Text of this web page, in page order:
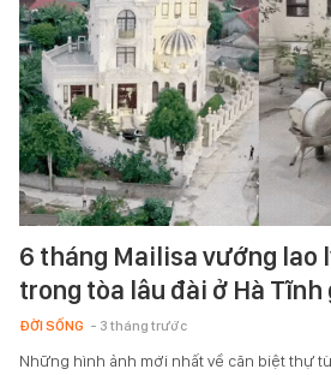
6 tháng Mailisa vướng lao
trong tòa lâu đài ở Hà Tĩnh
ĐỜI SỐNG - 3 tháng trước
Những hình ảnh mới nhất về căn biệt thự